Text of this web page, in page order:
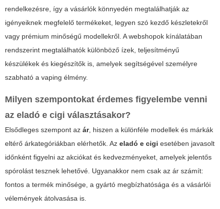
rendelkezésre, így a vásárlók könnyedén megtalálhatják az
igényeiknek megfelelő termékeket, legyen szó kezdő készletekről
vagy prémium minőségű modellekről. Awebshopok kínálatában
rendszerint megtalálhatók különböző ízek, teljesítményű
készülékek és kiegészítők is, amelyek segítségével személyre
szabható a vaping élmény.
Milyen szempontokat érdemes figyelembe venni
az eladó e cigi választásakor?
Elsődleges szempont az ár, hiszen a különféle modellek és márkák
eltérő árkategóriákban elérhetők. Az eladó e cigi esetében javasolt
időnként figyelni az akciókat és kedvezményeket, amelyek jelentős
spórolást tesznek lehetővé. Ugyanakkor nem csak az ár számít:
fontos a termék minősége, a gyártó megbízhatósága és a vásárlói
vélemények átolvasása is.